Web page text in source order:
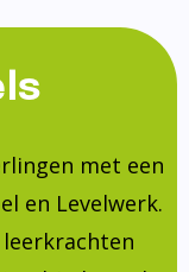
met een
en Levelwerk.